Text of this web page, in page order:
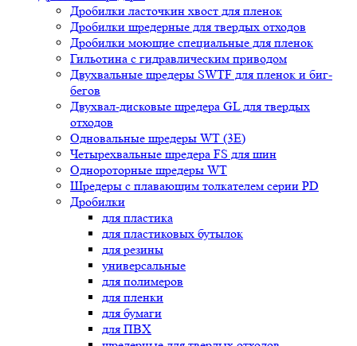
Дробилки ласточкин хвост для пленок
Дробилки шредерные для твердых отходов
Дробилки моющие специальные для пленок
Гильотина с гидравлическим приводом
Двухвальные шредеры SWTF для пленок и биг-
бегов
Двухвал-дисковые шредера GL для твердых
отходов
Одновальные шредеры WT (3E)
Четырехвальные шредера FS для шин
Однороторные шредеры WT
Шредеры с плавающим толкателем серии PD
Дробилки
для пластика
для пластиковых бутылок
для резины
универсальные
для полимеров
для пленки
для бумаги
для ПВХ